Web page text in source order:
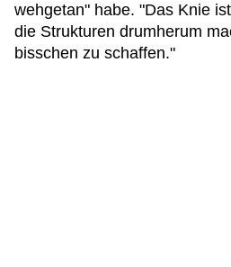
wehgetan" habe. "Das Knie
die Strukturen drumherum
bisschen zu schaffen."